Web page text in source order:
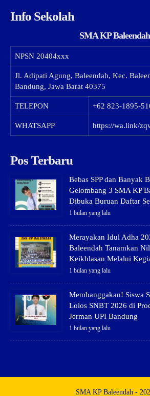
Info Sekolah
SMA KP Baleendah
NPSN 20404xxx
Jl. Adipati Agung, Baleendah, Kec.
Bandung, Jawa Barat 40375
TELEPON +62 823-1895-
WHATSAPP https://wa.link/
Pos Terbaru
Bebas SPP dan Banyak
Gelombang 3 SMA KP
Dibuka Buruan Daftar
1 bulan yang lalu
Merayakan Idul Adha
Baleendah Tanamkan
Keikhlasan Melalui
1 bulan yang lalu
Membanggakan! Siswa
Lolos SNBT 2026 di
Jerman UPI Bandung
1 bulan yang lalu
SMA KP Baleendah -